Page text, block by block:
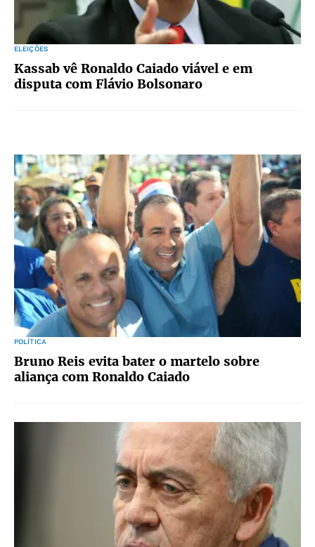
ELEIÇÕES
Kassab vê Ronaldo Caiado viável e em
disputa com Flávio Bolsonaro
POLÍTICA
Bruno Reis evita bater o martelo sobre
aliança com Ronaldo Caiado